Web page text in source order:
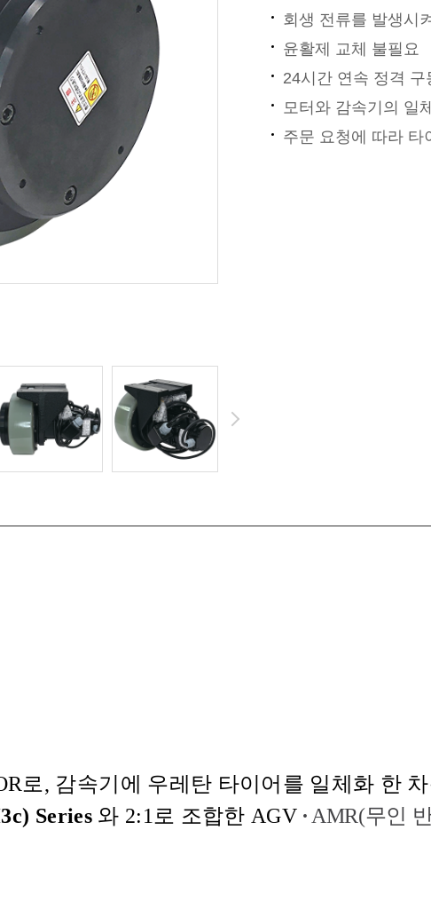
회생 전류를 발생시
윤활제 교체 불필요
24시간 연속 정격 구
모터와 감속기의 일
주문 요청에 따라 타
로 , 감속기에 우레탄 타이어를 일체화 한
Series 와 2:1로 조합한 AGV · AMR(무인